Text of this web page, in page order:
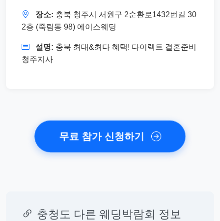
장소: 충북 청주시 서원구 2순환로1432번길 30
2층 (죽림동 98) 에이스웨딩
설명: 충북 최대&최다 혜택! 다이렉트 결혼준비
청주지사
무료 참가 신청하기
충청도 다른 웨딩박람회 정보